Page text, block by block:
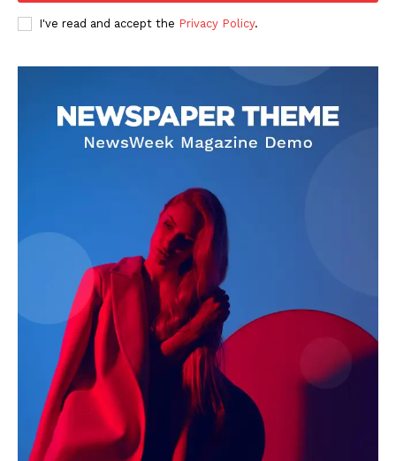
I've read and accept the Privacy Policy.